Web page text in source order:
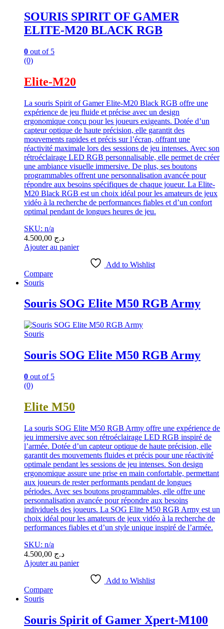
SOURIS SPIRIT OF GAMER
ELITE-M20 BLACK RGB
0 out of 5
(0)
Elite-M20
La souris Spirit of Gamer Elite-M20 Black RGB offre une
expérience de jeu fluide et précise avec un design
ergonomique conçu pour les joueurs exigeants. Dotée d’un
capteur optique de haute précision, elle garantit des
mouvements rapides et précis sur l’écran, offrant une
réactivité maximale lors des sessions de jeu intenses. Avec son
rétroéclairage LED RGB personnalisable, elle permet de créer
une ambiance visuelle immersive. De plus, ses boutons
programmables offrent une personnalisation avancée pour
répondre aux besoins spécifiques de chaque joueur. La Elite-
M20 Black RGB est un choix idéal pour les amateurs de jeux
vidéo à la recherche de performances fiables et d’un confort
optimal pendant de longues heures de jeu.
SKU: n/a
د.ج
Ajouter au panier
Add to Wishlist
Compare
Souris
Souris SOG Elite M50 RGB Army
Souris
Souris SOG Elite M50 RGB Army
0 out of 5
(0)
Elite M50
La souris SOG Elite M50 RGB Army offre une expérience de
jeu immersive avec son rétroéclairage LED RGB inspiré de
l’armée. Dotée d’un capteur optique de haute précision, elle
garantit des mouvements fluides et précis pour une réactivité
optimale pendant les sessions de jeu intenses. Son design
ergonomique assure une prise en main confortable, permettant
aux joueurs de rester performants pendant de longues
périodes. Avec ses boutons programmables, elle offre une
personnalisation avancée pour répondre aux besoins
individuels des joueurs. La SOG Elite M50 RGB Army est un
choix idéal pour les amateurs de jeux vidéo à la recherche de
performances fiables et d’un style unique inspiré de l’armée.
SKU: n/a
د.ج
Ajouter au panier
Add to Wishlist
Compare
Souris
Souris Spirit of Gamer Xpert-M100